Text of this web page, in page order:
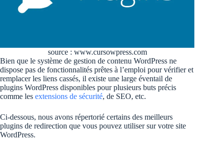
source : www.cursowpress.com
Bien que le système de gestion de contenu WordPress ne
dispose pas de fonctionnalités prêtes à l’emploi pour vérifier et
remplacer les liens cassés, il existe une large éventail de
plugins WordPress disponibles pour plusieurs buts précis
comme les extensions de sécurité, de SEO, etc.
Ci-dessous, nous avons répertorié certains des meilleurs
plugins de redirection que vous pouvez utiliser sur votre site
WordPress.